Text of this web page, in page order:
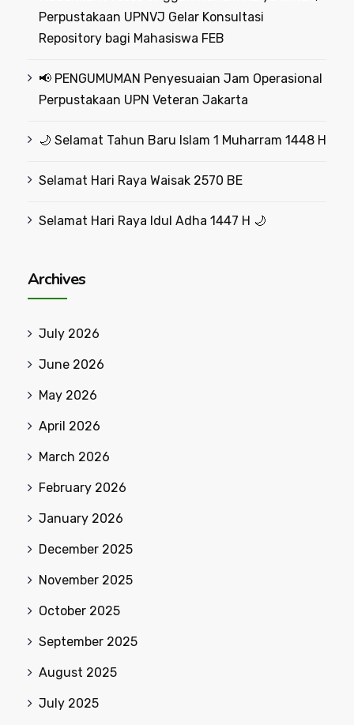
Perpustakaan UPNVJ Gelar Konsultasi
Repository bagi Mahasiswa FEB
📢 PENGUMUMAN Penyesuaian Jam Operasional
Perpustakaan UPN Veteran Jakarta
🌙 Selamat Tahun Baru Islam 1 Muharram 1448 H
Selamat Hari Raya Waisak 2570 BE
Selamat Hari Raya Idul Adha 1447 H 🌙
Archives
July 2026
June 2026
May 2026
April 2026
March 2026
February 2026
January 2026
December 2025
November 2025
October 2025
September 2025
August 2025
July 2025